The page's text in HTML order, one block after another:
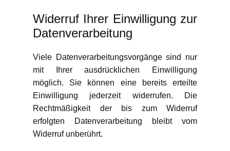
Widerruf Ihrer Einwilligung zur
Datenverarbeitung
Viele Datenverarbeitungsvorgänge sind nur
mit Ihrer ausdrücklichen Einwilligung
möglich. Sie können eine bereits erteilte
Einwilligung jederzeit widerrufen. Die
Rechtmäßigkeit der bis zum Widerruf
erfolgten Datenverarbeitung bleibt vom
Widerruf unberührt.